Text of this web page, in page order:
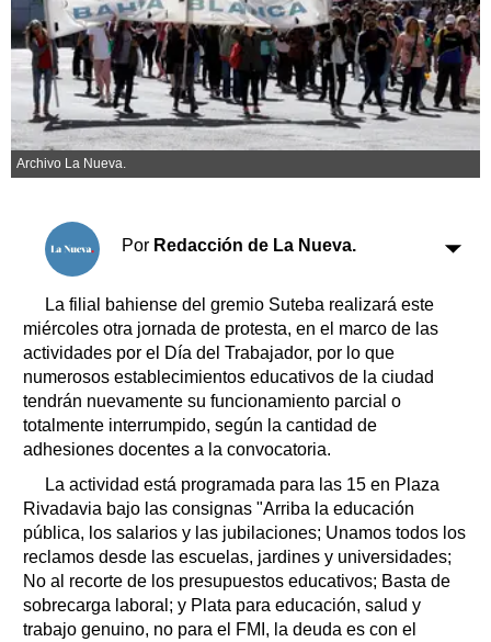
Salud
Es viral
El tiempo
Cartón Lleno
Fúnebres
Clasificados
Suplementos
Servicios
Transportes
Loterías
Datos Útiles
Fúnebres
Edictos
Teléfonos de urgencia
Archivo La Nueva.
Por Redacción de La Nueva.
La filial bahiense del gremio Suteba realizará este
miércoles otra jornada de protesta, en el marco de las
actividades por el Día del Trabajador, por lo que
numerosos establecimientos educativos de la ciudad
tendrán nuevamente su funcionamiento parcial o
totalmente interrumpido, según la cantidad de
adhesiones docentes a la convocatoria.
La actividad está programada para las 15 en Plaza
Rivadavia bajo las consignas "Arriba la educación
pública, los salarios y las jubilaciones; Unamos todos los
reclamos desde las escuelas, jardines y universidades;
No al recorte de los presupuestos educativos; Basta de
sobrecarga laboral; y Plata para educación, salud y
trabajo genuino, no para el FMI, la deuda es con el